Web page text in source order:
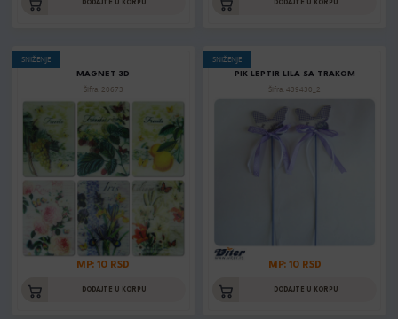
DODAJTE U KORPU DODAJTE U KORPU
SNIŽENJE
MAGNET 3D
Šifra: 20673
MP: 10 RSD
DODAJTE U KORPU
SNIŽENJE
PIK LEPTIR LILA SA TRAKOM
Šifra: 439430_2
MP: 10 RSD
DODAJTE U KORPU